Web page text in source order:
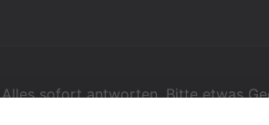
sofort antworten. Bitte etwas